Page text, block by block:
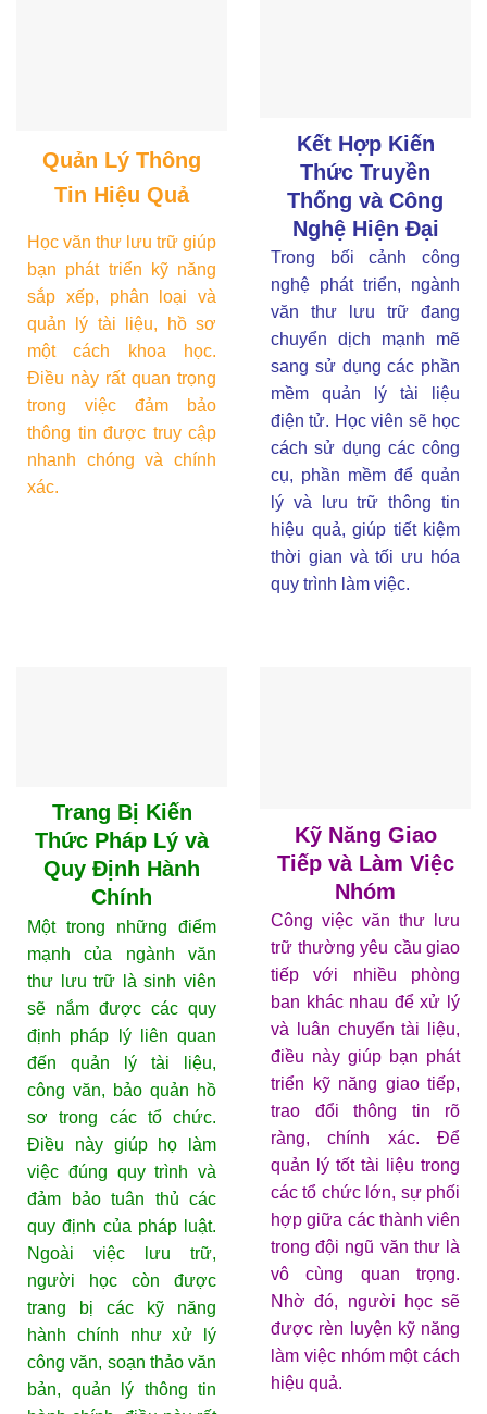
Quản Lý Thông
Tin Hiệu Quả
Học văn thư lưu trữ giúp
bạn phát triển kỹ năng
sắp xếp, phân loại và
quản lý tài liệu, hồ sơ
một cách khoa học.
Điều này rất quan trọng
trong việc đảm bảo
thông tin được truy cập
nhanh chóng và chính
xác.
Kết Hợp Kiến
Thức Truyền
Thống và Công
Nghệ Hiện Đại
Trong bối cảnh công
nghệ phát triển, ngành
văn thư lưu trữ đang
chuyển dịch mạnh mẽ
sang sử dụng các phần
mềm quản lý tài liệu
điện tử. Học viên sẽ học
cách sử dụng các công
cụ, phần mềm để quản
lý và lưu trữ thông tin
hiệu quả, giúp tiết kiệm
thời gian và tối ưu hóa
quy trình làm việc.
Trang Bị Kiến
Thức Pháp Lý và
Quy Định Hành
Chính
Một trong những điểm
mạnh của ngành văn
thư lưu trữ là sinh viên
sẽ nắm được các quy
định pháp lý liên quan
đến quản lý tài liệu,
công văn, bảo quản hồ
sơ trong các tổ chức.
Điều này giúp họ làm
việc đúng quy trình và
đảm bảo tuân thủ các
quy định của pháp luật.
Ngoài việc lưu trữ,
người học còn được
trang bị các kỹ năng
hành chính như xử lý
công văn, soạn thảo văn
bản, quản lý thông tin
Kỹ Năng Giao
Tiếp và Làm Việc
Nhóm
Công việc văn thư lưu
trữ thường yêu cầu giao
tiếp với nhiều phòng
ban khác nhau để xử lý
và luân chuyển tài liệu,
điều này giúp bạn phát
triển kỹ năng giao tiếp,
trao đổi thông tin rõ
ràng, chính xác. Để
quản lý tốt tài liệu trong
các tổ chức lớn, sự phối
hợp giữa các thành viên
trong đội ngũ văn thư là
vô cùng quan trọng.
Nhờ đó, người học sẽ
được rèn luyện kỹ năng
làm việc nhóm một cách
hiệu quả.